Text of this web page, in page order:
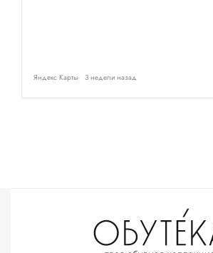
Яндекс Карты 3 недели назад